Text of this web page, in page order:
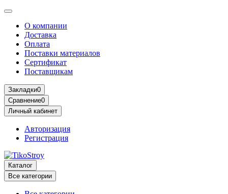
О компании
Доставка
Оплата
Поставки материалов
Сертификат
Поставщикам
Закладки0
Сравнение0
Личный кабинет
Авторизация
Регистрация
Каталог
Все категории